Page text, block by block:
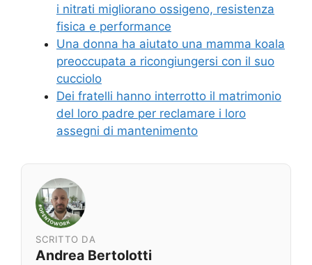
i nitrati migliorano ossigeno, resistenza
fisica e performance
Una donna ha aiutato una mamma koala
preoccupata a ricongiungersi con il suo
cucciolo
Dei fratelli hanno interrotto il matrimonio
del loro padre per reclamare i loro
assegni di mantenimento
SCRITTO DA
Andrea Bertolotti